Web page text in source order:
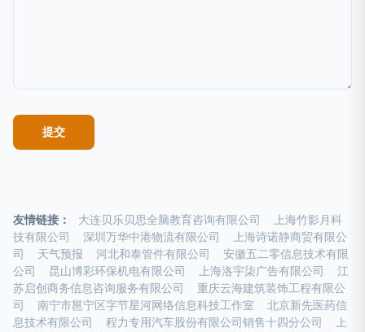
友情链接： 大连贝乐贝思全脑教育咨询有限公司
上海竹影月科
技有限公司
深圳万华中港物流有限公司
上海诗诺静商贸有限公
司
天气预报 河北和泰管件有限公司
安徽五二零信息技术有限
公司
昆山博彩环保机电有限公司 上海洛宇柒广告有限公司
江
苏启创商务信息咨询服务有限公司
重庆云海建筑装饰工程有限公
司
南宁市邕宁区字节星河网络信息科技工作室
北京新先医药信
息技术有限公司
程力专用汽车股份有限公司销售十四分公司
上